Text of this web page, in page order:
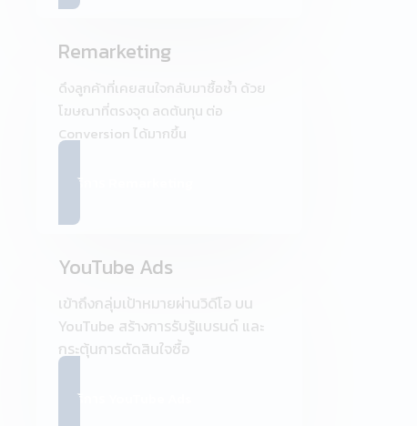
Remarketing
ดึงลูกค้าที่เคยสนใจกลับมาซื้อซ้ำ ด้วย
โฆษณาที่ตรงจุด ลดต้นทุน ต่อ
Conversion ได้มากขึ้น
ดูบริการ Remarketing
YouTube Ads
เข้าถึงกลุ่มเป้าหมายผ่านวิดีโอ บน
YouTube สร้างการรับรู้แบรนด์ และ
กระตุ้นการตัดสินใจซื้อ
ดูบริการ YouTube Ads